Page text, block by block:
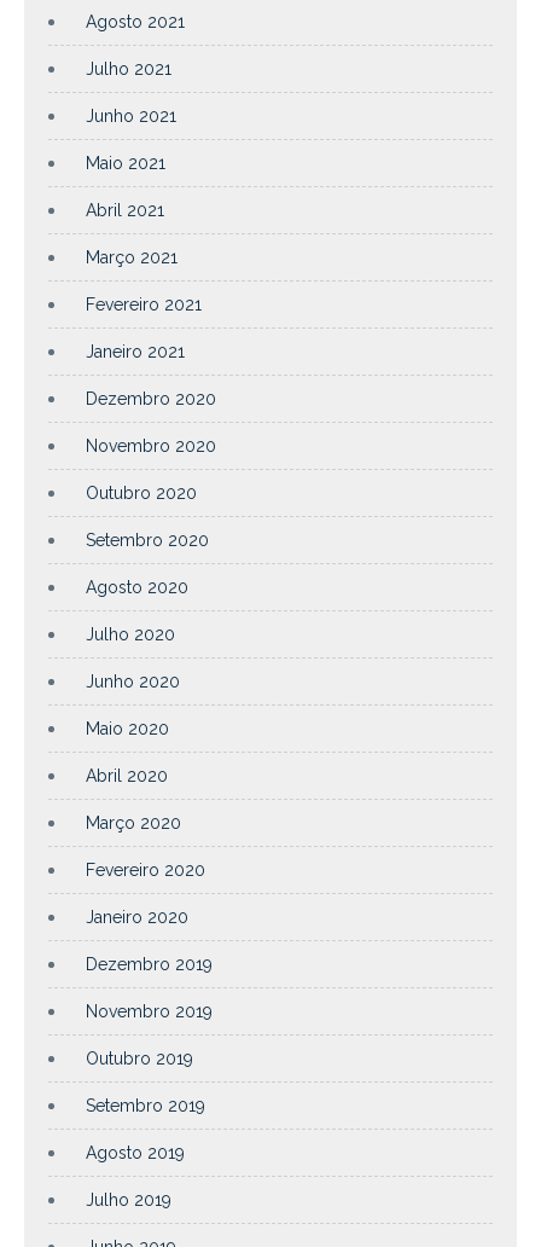
Agosto 2021
Julho 2021
Junho 2021
Maio 2021
Abril 2021
Março 2021
Fevereiro 2021
Janeiro 2021
Dezembro 2020
Novembro 2020
Outubro 2020
Setembro 2020
Agosto 2020
Julho 2020
Junho 2020
Maio 2020
Abril 2020
Março 2020
Fevereiro 2020
Janeiro 2020
Dezembro 2019
Novembro 2019
Outubro 2019
Setembro 2019
Agosto 2019
Julho 2019